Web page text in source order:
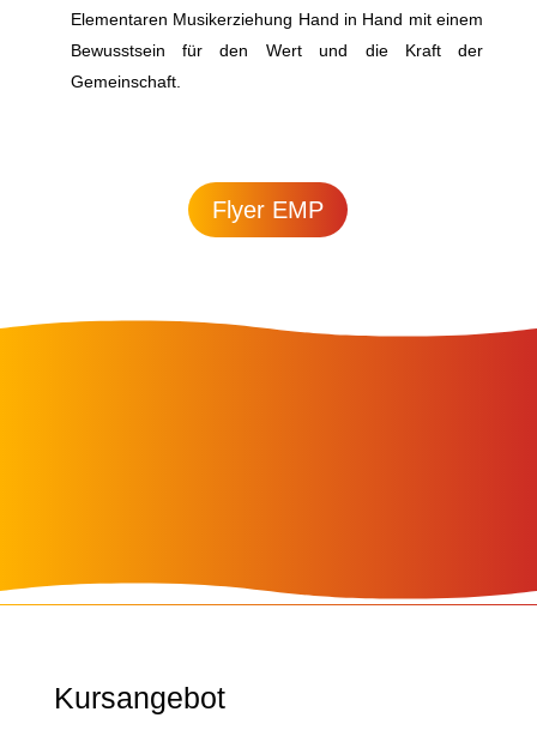
Elementaren Musikerziehung Hand in Hand mit einem
Bewusstsein für den Wert und die Kraft der
Gemeinschaft.
Flyer EMP
Kursangebot